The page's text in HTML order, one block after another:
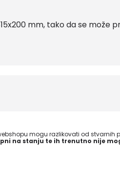
mm, tako da se može
mogu razlikovati od stvarnih
na stanju te ih trenutno nije